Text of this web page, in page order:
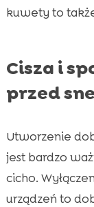
kuwety to
Cisza i
przed
Utworzenie
jest bardzo
cicho.
urządzeń to